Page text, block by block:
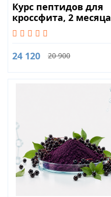
Курс пептидов для
кроссфита, 2 месяца
24 120 20 900